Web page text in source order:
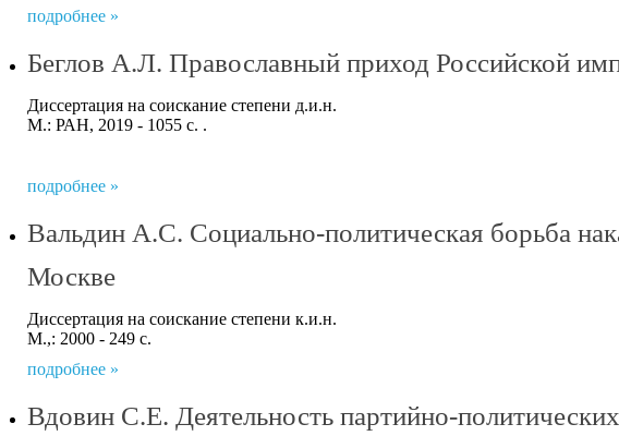
подробнее »
Беглов А.Л. Православный приход Российской
Диссертация на соискание степени д.и.н.
М.: РАН, 2019 - 1055 с. .
подробнее »
Вальдин А.С. Социально-политическая борьба
Москве
Диссертация на соискание степени к.и.н.
М.,: 2000 - 249 с.
подробнее »
Вдовин С.Е. Деятельность партийно-